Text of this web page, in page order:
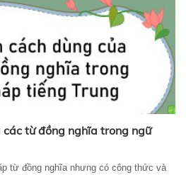
các từ đồng nghĩa trong ngữ
từ đồng nghĩa nhưng có công thức và